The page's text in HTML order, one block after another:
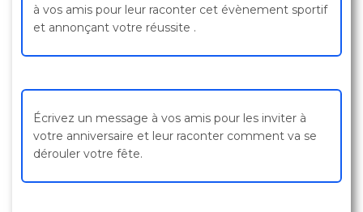
à vos amis pour leur raconter cet évènement sportif
et annonçant votre réussite .
Écrivez un message à vos amis pour les inviter à
votre anniversaire et leur raconter comment va se
dérouler votre fête.